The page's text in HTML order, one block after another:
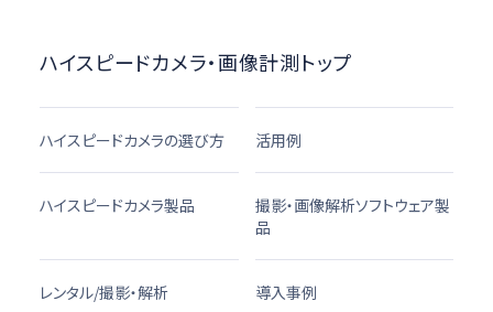
ハイスピードカメラ・画像計測トップ
ハイスピードカメラの選び方 活用例
ハイスピードカメラ製品
撮影・画像解析ソフトウェア製
品
レンタル/撮影・解析 導入事例